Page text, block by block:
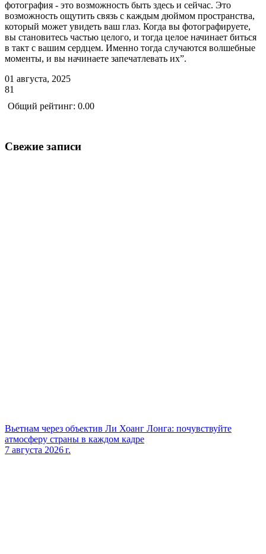
фотография - это возможность быть здесь и сейчас. Это
возможность ощутить связь с каждым дюймом пространства,
который может увидеть ваш глаз. Когда вы фотографируете,
вы становитесь частью целого, и тогда целое начинает биться
в такт с вашим сердцем. Именно тогда случаются волшебные
моменты, и вы начинаете запечатлевать их”.
01 августа, 2025
81
Общий рейтинг: 0.00
Свежие записи
Вьетнам через объектив Ли Хоанг Лонга: почувствуйте
атмосферу страны в каждом кадре
7 августа 2026 г.